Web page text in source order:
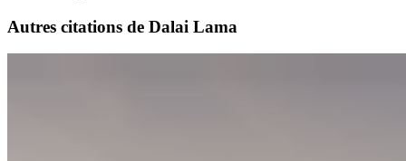
Autres citations de Dalai Lama